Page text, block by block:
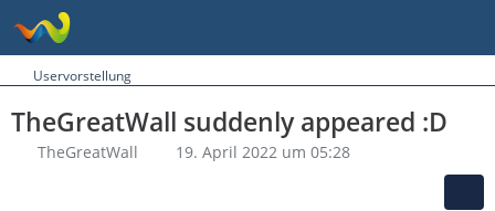
Uservorstellung
TheGreatWall suddenly appeared :D
TheGreatWall 19. April 2022 um 05:28